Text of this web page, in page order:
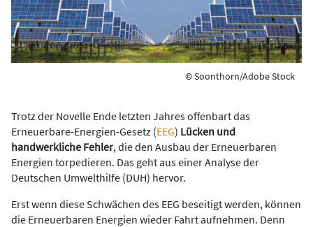
© Soonthorn/Adobe Stock
Trotz der Novelle Ende letzten Jahres offenbart das
Erneuerbare-Energien-Gesetz (EEG) Lücken und
handwerkliche Fehler, die den Ausbau der Erneuerbaren
Energien torpedieren. Das geht aus einer Analyse der
Deutschen Umwelthilfe (DUH) hervor.
Erst wenn diese Schwächen des EEG beseitigt werden, können
die Erneuerbaren Energien wieder Fahrt aufnehmen. Denn